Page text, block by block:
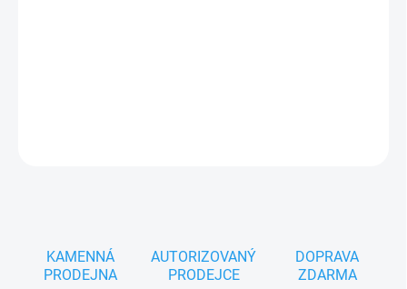
KAMENNÁ
PRODEJNA
AUTORIZOVANÝ
PRODEJCE
DOPRAVA
ZDARMA